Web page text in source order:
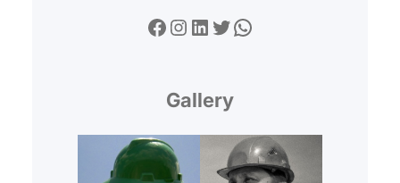
Facebook Instagram LinkedIn Twitter WhatsApp
Gallery